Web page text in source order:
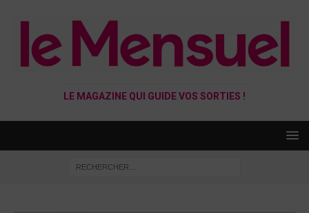
LE MAGAZINE QUI GUIDE VOS SORTIES !